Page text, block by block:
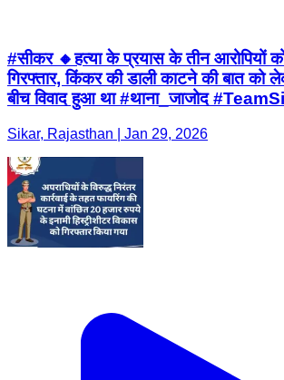
#सीकर 🔸हत्या के प्रयास के तीन आरोपियों
गिरफ्तार, किंकर की डाली काटने की बात को
बीच विवाद हुआ था #थाना_जाजोद
Sikar, Rajasthan | Jan 29, 2026